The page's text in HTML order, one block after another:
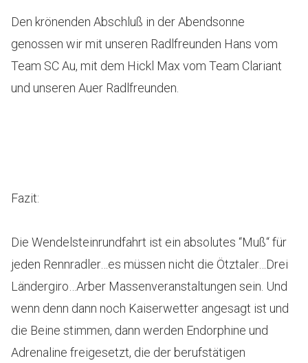
Den krönenden Abschluß in der Abendsonne
genossen wir mit unseren Radlfreunden Hans vom
Team SC Au, mit dem Hickl Max vom Team Clariant
und unseren Auer Radlfreunden.
Fazit:
Die Wendelsteinrundfahrt ist ein absolutes “Muß“ für
jeden Rennradler…es müssen nicht die Ötztaler…Drei
Ländergiro…Arber Massenveranstaltungen sein. Und
wenn denn dann noch Kaiserwetter angesagt ist und
die Beine stimmen, dann werden Endorphine und
Adrenaline freigesetzt, die der berufstätigen